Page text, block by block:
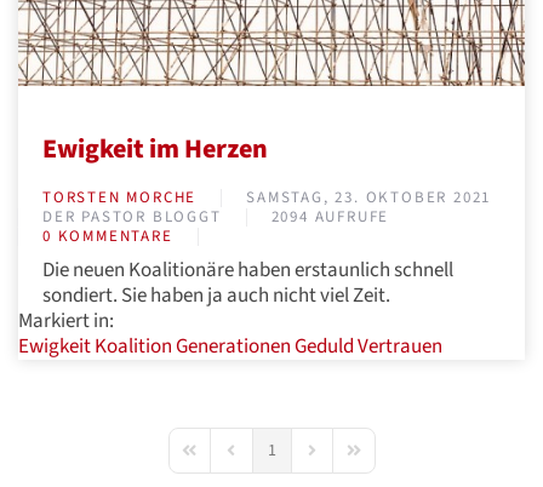
Ewigkeit im Herzen
TORSTEN MORCHE
SAMSTAG, 23. OKTOBER 2021
DER PASTOR BLOGGT
2094 AUFRUFE
0 KOMMENTARE
Die neuen Koalitionäre haben erstaunlich schnell
sondiert. Sie haben ja auch nicht viel Zeit.
Markiert in:
EwigkeitKoalition Generationen GeduldVertrauen
First PagePrevious Page
1 Next PageLast Page